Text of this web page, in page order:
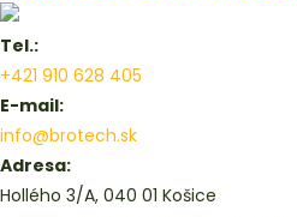
Tel.:
+421 910 628 405
E-mail:
info@brotech.sk
Adresa:
Hollého 3/A, 040 01 Košice